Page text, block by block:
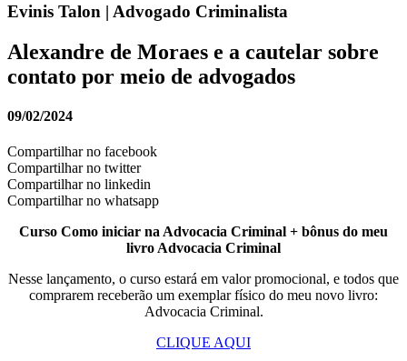
Evinis Talon | Advogado Criminalista
Alexandre de Moraes e a cautelar sobre
contato por meio de advogados
09/02/2024
Compartilhar no facebook
Compartilhar no twitter
Compartilhar no linkedin
Compartilhar no whatsapp
Curso Como iniciar na Advocacia Criminal + bônus do meu
livro Advocacia Criminal
Nesse lançamento, o curso estará em valor promocional, e todos que
comprarem receberão um exemplar físico do meu novo livro:
Advocacia Criminal.
CLIQUE AQUI